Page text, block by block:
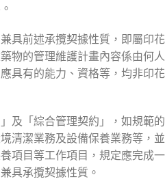
具前述承攬契據性質，即屬印花
物的管理維護計畫內容係由何人
具有的能力、資格等，均非印花
及「綜合管理契約」，如規範的
清潔業務及設備保養業務等，並
項目等工作項目，規定應完成一
具承攬契據性質。